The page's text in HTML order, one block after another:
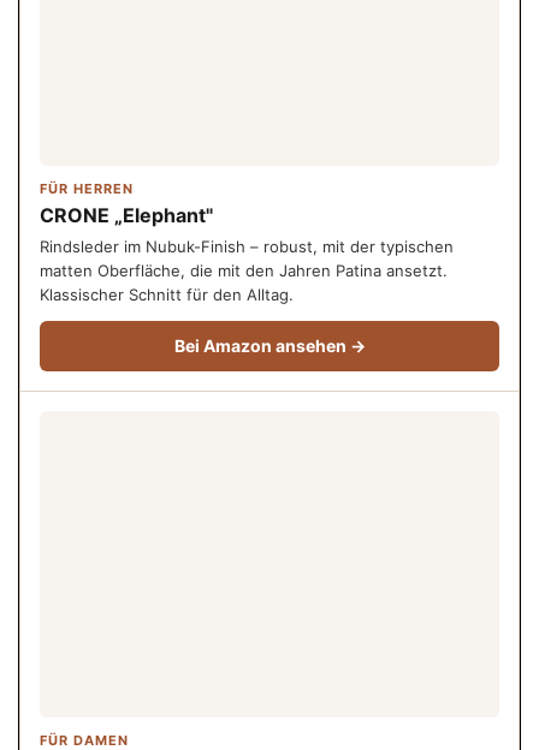
FÜR HERREN
CRONE „Elephant"
Rindsleder im Nubuk-Finish – robust, mit der typischen
matten Oberfläche, die mit den Jahren Patina ansetzt.
Klassischer Schnitt für den Alltag.
Bei Amazon ansehen →
FÜR DAMEN